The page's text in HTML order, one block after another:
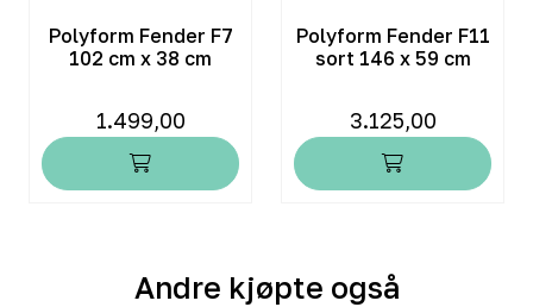
Polyform Fender F7
102 cm x 38 cm
1.499,00
Polyform Fender F11
sort 146 x 59 cm
3.125,00
Andre kjøpte også